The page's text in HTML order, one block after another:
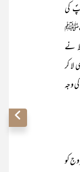
کی
آپﷺ
نے
کر
وجہ
عروج کو